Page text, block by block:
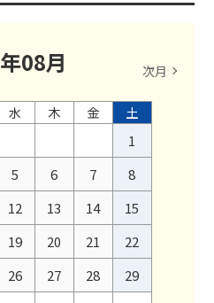
年08月 次月
水 木 金
土
1
5 6 7
8
12 13 14
15
19 20 21
22
26 27 28
29